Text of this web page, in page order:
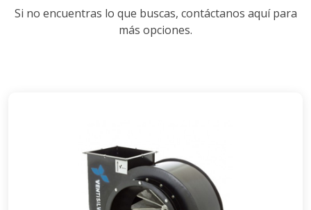
Si no encuentras lo que buscas, contáctanos aquí para
más opciones.